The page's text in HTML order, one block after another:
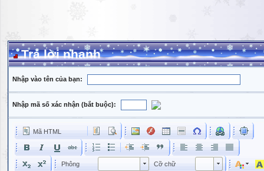
Trả lời nhanh
Nhập vào tên của bạn:
Nhập mã số xác nhận (bắt buộc):
Mã HTML
Phông Phông Cỡ chữ Kích cỡ phông